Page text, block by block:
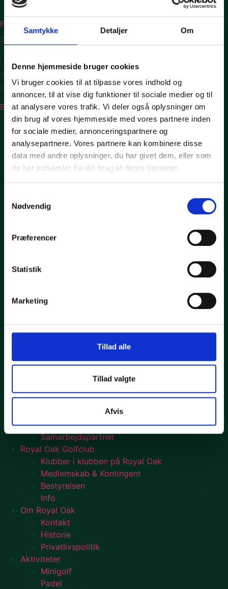
Samtykke Detaljer Om
Denne hjemmeside bruger cookies
Vi bruger cookies til at tilpasse vores indhold og
annoncer, til at vise dig funktioner til sociale medier og til
at analysere vores trafik. Vi deler også oplysninger om
din brug af vores hjemmeside med vores partnere inden
for sociale medier, annonceringspartnere og
analysepartnere. Vores partnere kan kombinere disse
data med andre oplysninger, du har givet dem, eller som
de har indsamlet fra din brug af deres tjenester.
Nødvendig
Præferencer
Statistik
Marketing
Tillad alle
Tillad valgte
Afvis
Facebook
BLIV MEDLEM
Lyder Royal Oak Golf Club som din kommende golfklub?
Så skriv dig op og få en uforpligtende email med mere
information.
Bliv medlem her
Design by WebhusetBallum
Forside
Restaurant
Menu
Overnatning med morgenmad
Golfophold uden spisning
Autocamper
Royal Oak begynderforløb
Priser og book tid
Drone baneguide
Konverteringstabeller
Royal Oak Business Golf
Kurser & Konferencer
Samarbejdspartner
Royal Oak Golfclub
Klubber i klubben på Royal Oak
Medlemskab & Kontingent
Bestyrelsen
Info
Om Royal Oak
Kontakt
Historie
Privatlivspolitik
Aktiviteter
Minigolf
Padel